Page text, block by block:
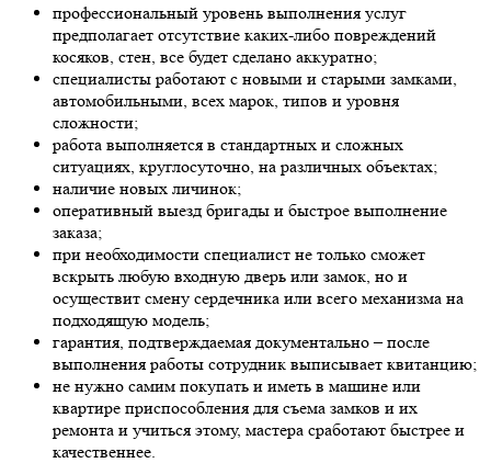
профессиональный уровень выполнения услуг
предполагает отсутствие каких-либо повреждений
косяков, стен, все будет сделано аккуратно;
специалисты работают с новыми и старыми замками,
автомобильными, всех марок, типов и уровня
сложности;
работа выполняется в стандартных и сложных
ситуациях, круглосуточно, на различных объектах;
наличие новых личинок;
оперативный выезд бригады и быстрое выполнение
заказа;
при необходимости специалист не только сможет
вскрыть любую входную дверь или замок, но и
осуществит смену сердечника или всего механизма на
подходящую модель;
гарантия, подтверждаемая документально – после
выполнения работы сотрудник выписывает квитанцию;
не нужно самим покупать и иметь в машине или
квартире приспособления для съема замков и их
ремонта и учиться этому, мастера сработают быстрее и
качественнее.